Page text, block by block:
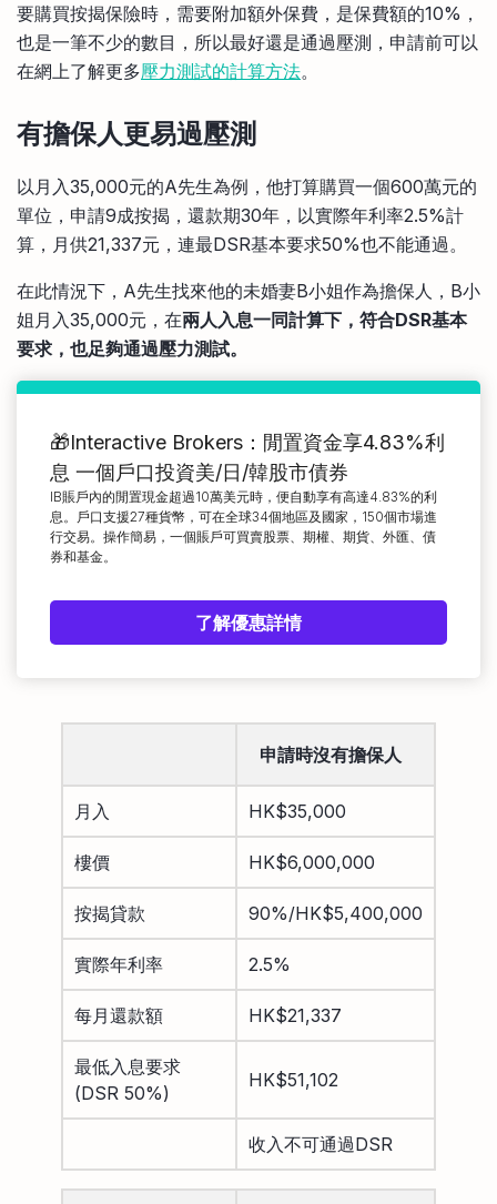
要購買按揭保險時，需要附加額外保費，是保費額的10%，
也是一筆不少的數目，所以最好還是通過壓測，申請前可以
在網上了解更多壓力測試的計算方法。
有擔保人更易過壓測
以月入35,000元的A先生為例，他打算購買一個600萬元的
單位，申請9成按揭，還款期30年，以實際年利率2.5%計
算，月供21,337元，連最DSR基本要求50%也不能通過。
在此情況下，A先生找來他的未婚妻B小姐作為擔保人，B小
姐月入35,000元，在兩人入息一同計算下，符合DSR基本
要求，也足夠通過壓力測試。
🎁Interactive Brokers：閒置資金享4.83%利
息 一個戶口投資美/日/韓股市債券
IB賬戶內的閒置現金超過10萬美元時，便自動享有高達4.83%的利
息。戶口支援27種貨幣，可在全球34個地區及國家，150個市場進
行交易。操作簡易，一個賬戶可買賣股票、期權、期貨、外匯、債
券和基金。
了解優惠詳情
申請時沒有擔保人
月入 HK$35,000
樓價 HK$6,000,000
按揭貸款 90%/HK$5,400,000
實際年利率 2.5%
每月還款額 HK$21,337
最低入息要求
(DSR 50%)
HK$51,102
收入不可通過DSR